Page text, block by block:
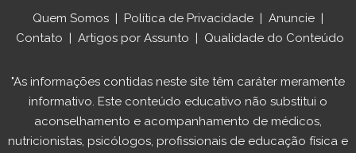
Quem Somos | Política de Privacidade | Anuncie |
Contato | Artigos por Assunto | Qualidade do Conteúdo
"As informações contidas neste site têm caráter meramente
informativo. Este conteúdo educativo não substitui o
aconselhamento e acompanhamento de médicos,
nutricionistas, psicólogos, profissionais de educação física e